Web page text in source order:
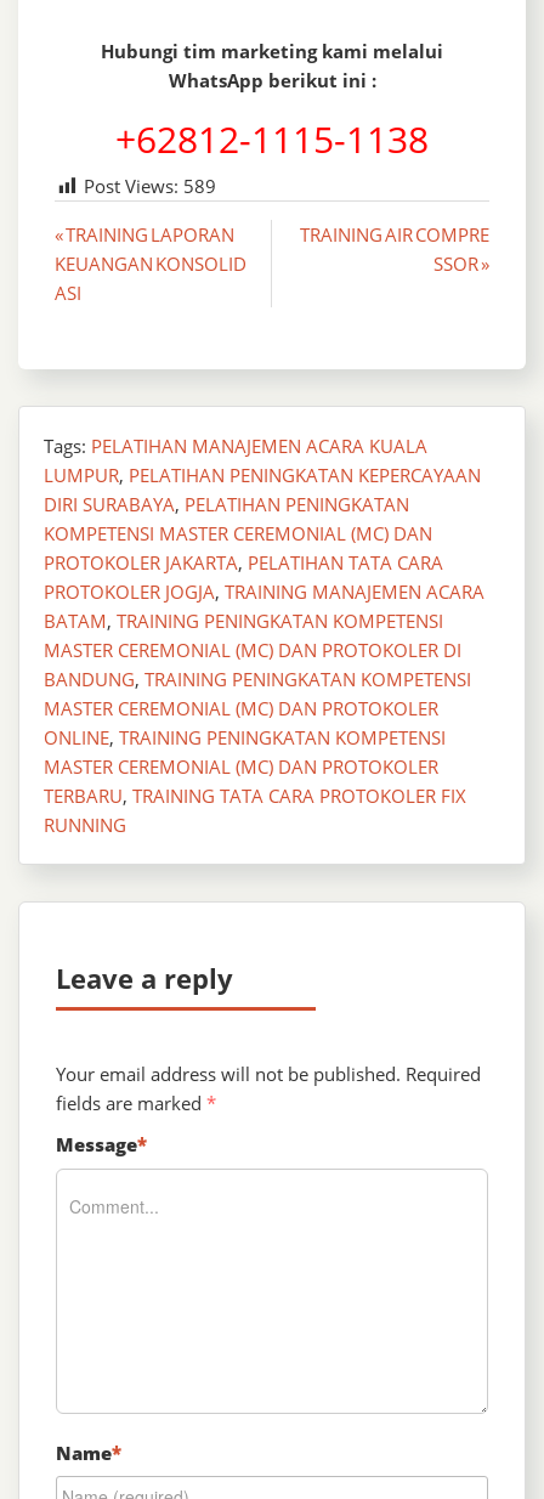
Hubungi tim marketing kami melalui
WhatsApp berikut ini :
+62812-1115-1138
Post Views: 589
Post
navigation
« TRAINING LAPORAN
KEUANGAN KONSOLID
ASI
TRAINING AIR COMPRE
SSOR »
Tags: PELATIHAN MANAJEMEN ACARA KUALA
LUMPUR, PELATIHAN PENINGKATAN KEPERCAYAAN
DIRI SURABAYA, PELATIHAN PENINGKATAN
KOMPETENSI MASTER CEREMONIAL (MC) DAN
PROTOKOLER JAKARTA, PELATIHAN TATA CARA
PROTOKOLER JOGJA, TRAINING MANAJEMEN ACARA
BATAM, TRAINING PENINGKATAN KOMPETENSI
MASTER CEREMONIAL (MC) DAN PROTOKOLER DI
BANDUNG, TRAINING PENINGKATAN KOMPETENSI
MASTER CEREMONIAL (MC) DAN PROTOKOLER
ONLINE, TRAINING PENINGKATAN KOMPETENSI
MASTER CEREMONIAL (MC) DAN PROTOKOLER
TERBARU, TRAINING TATA CARA PROTOKOLER FIX
RUNNING
Leave a reply
Your email address will not be published. Required
fields are marked *
Message*
Name*